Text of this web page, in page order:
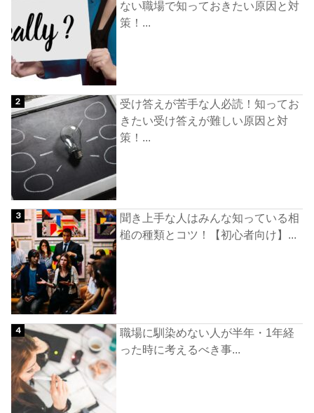
ない職場で知っておきたい原因と対
策！...
受け答えが苦手な人必読！知ってお
きたい受け答えが難しい原因と対
策！...
聞き上手な人はみんな知っている相
槌の種類とコツ！【初心者向け】...
職場に馴染めない人が半年・1年経
った時に考えるべき事...